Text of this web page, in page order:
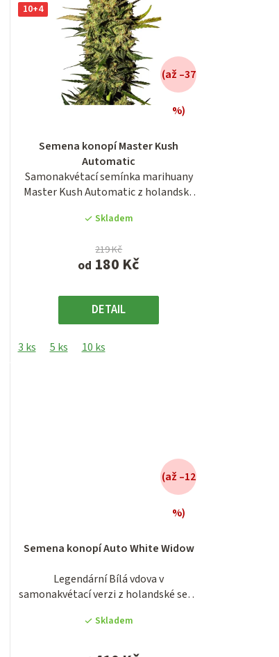
10+4
Semena konopí Master Kush
Automatic
Samonakvétací semínka marihuany
Master Kush Automatic z holandské
hodnocení
produktu
je
4,0
z
hvězdiček.
Skladem
od 180 Kč
219 Kč
(až –37
%)
DETAIL
3 ks 5 ks 10 ks
Semena konopí Auto White Widow
Legendární Bílá vdova v
samonakvétací verzi z holandské seed
hodnocení
je
3,8
z
Skladem
(až –12
%)